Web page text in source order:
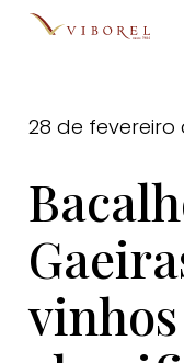
Skip
28 de fevereiro
vinhos